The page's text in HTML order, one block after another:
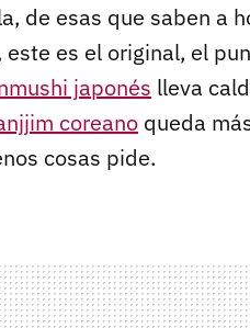
de esas que saben a
este es el original, el
japonés lleva
coreano queda
cosas pide.